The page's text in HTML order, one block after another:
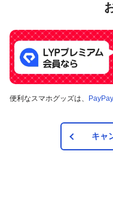
便利なスマホグッズは、
キャ